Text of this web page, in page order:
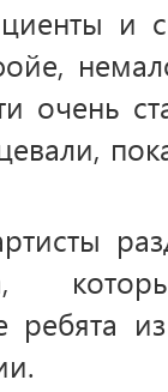
и
очень
ребята